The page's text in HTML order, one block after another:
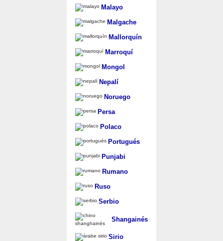
Malayo
Malgache
Mallorquín
Marroquí
Mongol
Nepalí
Noruego
Persa
Polaco
Portugués
Punjabi
Rumano
Ruso
Serbio
Shangainés
Sirio